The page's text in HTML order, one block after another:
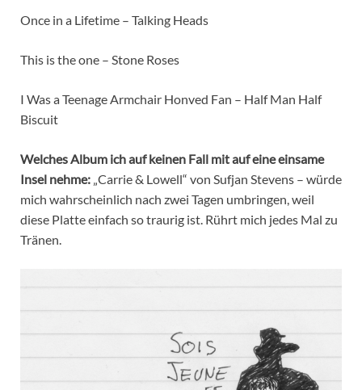
Once in a Lifetime – Talking Heads
This is the one – Stone Roses
I Was a Teenage Armchair Honved Fan – Half Man Half
Biscuit
Welches Album ich auf keinen Fall mit auf eine einsame
Insel nehme: „Carrie & Lowell“ von Sufjan Stevens – würde
mich wahrscheinlich nach zwei Tagen umbringen, weil
diese Platte einfach so traurig ist. Rührt mich jedes Mal zu
Tränen.